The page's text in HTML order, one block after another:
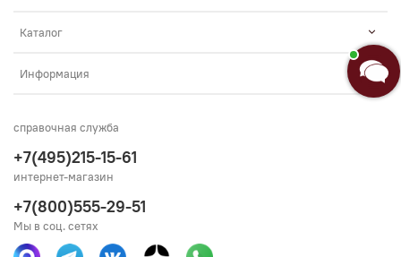
Каталог
Информация
справочная служба
+7(495)215-15-61
интернет-магазин
+7(800)555-29-51
Мы в соц. сетях